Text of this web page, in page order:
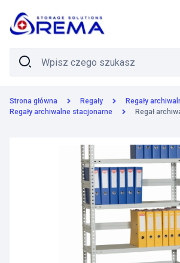
Strona główna Regały
Regały
Regały archiwalne stacjonarne
Regał